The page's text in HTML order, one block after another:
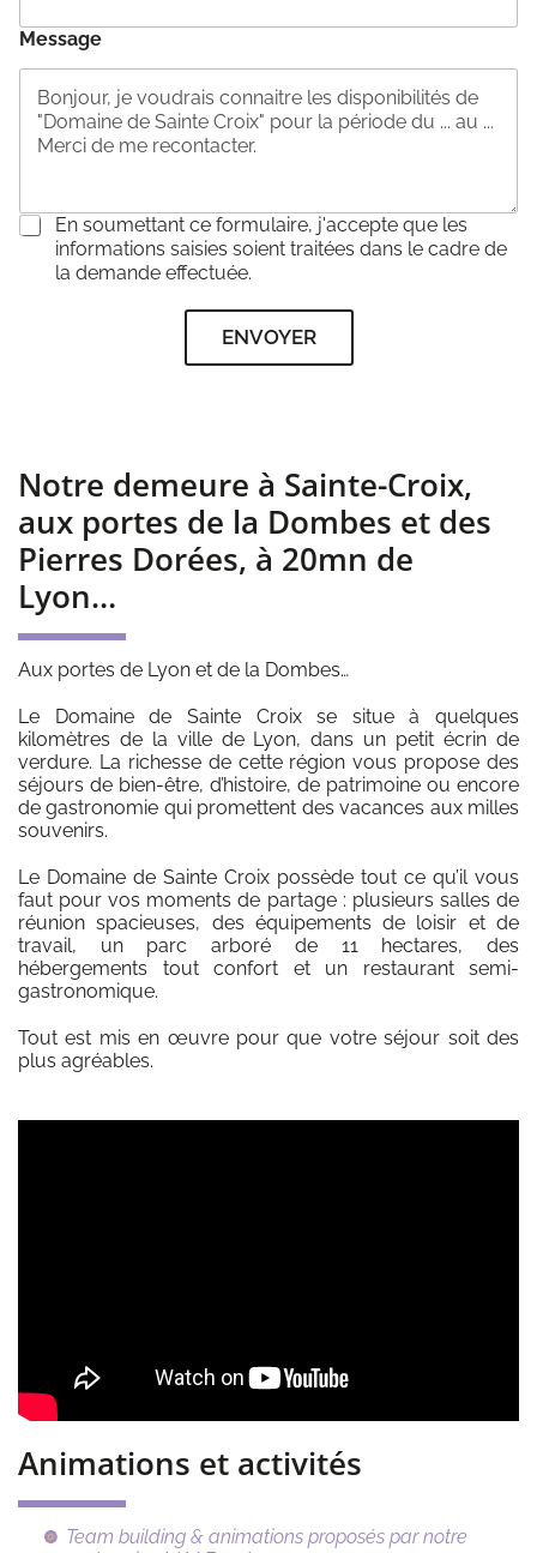
Message
C
t
*
En soumettant ce formulaire, j'accepte que les
informations saisies soient traitées dans le cadre de
la demande effectuée.
ENVOYER
Notre demeure à Sainte-Croix,
aux portes de la Dombes et des
Pierres Dorées, à 20mn de
Lyon…
Aux portes de Lyon et de la Dombes…
Le Domaine de Sainte Croix se situe à quelques
kilomètres de la ville de Lyon, dans un petit écrin de
verdure. La richesse de cette région vous propose des
séjours de bien-être, d’histoire, de patrimoine ou encore
de gastronomie qui promettent des vacances aux milles
souvenirs.
Le Domaine de Sainte Croix possède tout ce qu’il vous
faut pour vos moments de partage : plusieurs salles de
réunion spacieuses, des équipements de loisir et de
travail, un parc arboré de 11 hectares, des
hébergements tout confort et un restaurant semi-
gastronomique.
Tout est mis en œuvre pour que votre séjour soit des
plus agréables.
Animations et activités
Team building & animations proposés par notre